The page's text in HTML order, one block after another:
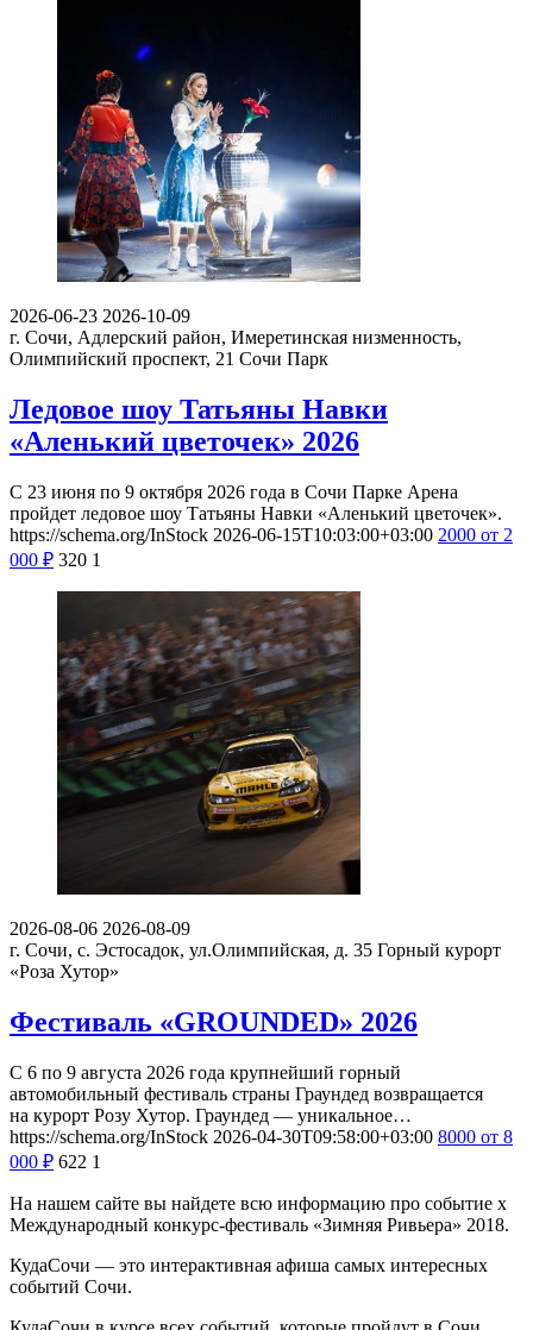
2026-06-23 2026-10-09
г. Сочи, Адлерский район, Имеретинская низменность,
Олимпийский проспект, 21 Сочи Парк
Ледовое шоу Татьяны Навки
«Аленький цветочек» 2026
С 23 июня по 9 октября 2026 года в Сочи Парке Арена
пройдет ледовое шоу Татьяны Навки «Аленький цветочек».
https://schema.org/InStock 2026-06-15T10:03:00+03:00 2000 от 2
000 ₽ 320 1
2026-08-06 2026-08-09
г. Сочи, с. Эстосадок, ул.Олимпийская, д. 35 Горный курорт
«Роза Хутор»
Фестиваль «GROUNDED» 2026
С 6 по 9 августа 2026 года крупнейший горный
автомобильный фестиваль страны Граундед возвращается
на курорт Розу Хутор. Граундед — уникальное…
https://schema.org/InStock 2026-04-30T09:58:00+03:00 8000 от 8
000 ₽ 622 1
На нашем сайте вы найдете всю информацию про событие х
Международный конкурс-фестиваль «Зимняя Ривьера» 2018.
КудаСочи — это интерактивная афиша самых интересных
событий Сочи.